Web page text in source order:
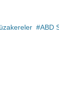
ABD